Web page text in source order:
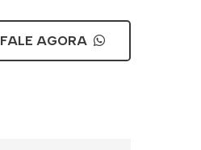
FALE AGORA